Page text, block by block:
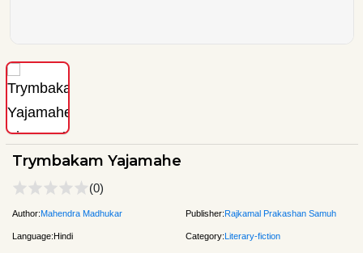
Trymbakam Yajamahe
(0)
Author:Mahendra Madhukar Publisher:Rajkamal Prakashan Samuh
Language:Hindi Category:Literary-fiction